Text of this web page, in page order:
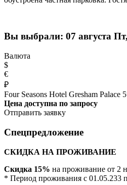
Вы выбрали: 07 августа
Валюта
$
€
₽
Four Seasons Hotel Gresham Palace
Цена доступна по запросу
Отправить заявку
Спецпредложение
СКИДКА НА ПРОЖИВАНИЕ
Скидка 15% на проживание от 2
* Период проживания с 01.05.233